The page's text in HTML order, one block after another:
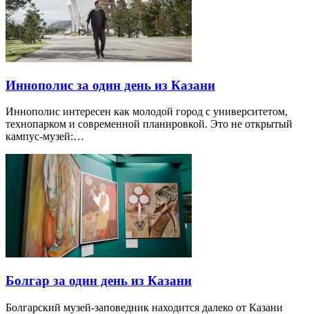
Иннополис за один день из Казани
Иннополис интересен как молодой город с университетом,
технопарком и современной планировкой. Это не открытый
кампус-музей:…
Болгар за один день из Казани
Болгарский музей-заповедник находится далеко от Казани